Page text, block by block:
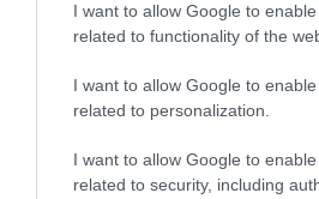
I want to allow Google to
related to functionality of the
I want to allow Google to
related to personalization.
I want to allow Google to
related to security, including
Ψηφοφορία:4.2. Από 391 ψήφους.
ΛΟΓΑΡΙΑΣΜΟΣ - ΛΙΟΛΙΟΥ